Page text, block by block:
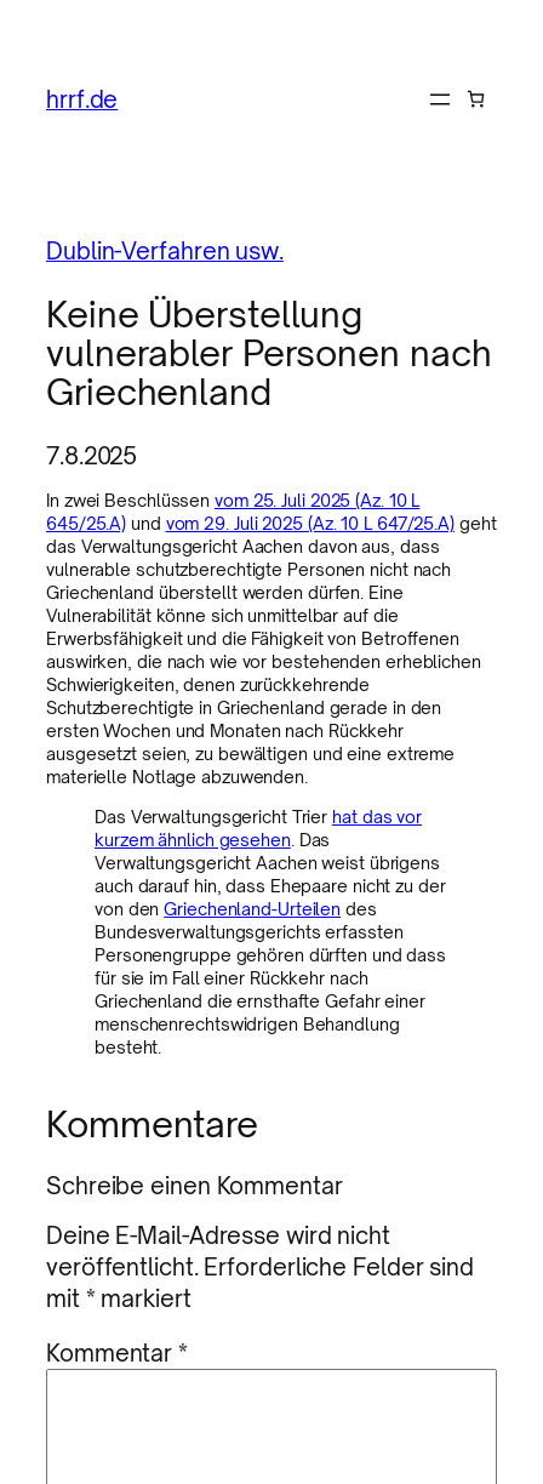
hrrf.de
Dublin-Verfahren usw.
Keine Überstellung
vulnerabler Personen nach
Griechenland
7.8.2025
In zwei Beschlüssenvom 25. Juli 2025 (Az. 10 L
645/25.A) und vom 29. Juli 2025 (Az. 10 L 647/25.A)geht
das Verwaltungsgericht Aachen davon aus, dass
vulnerable schutzberechtigte Personen nicht nach
Griechenland überstellt werden dürfen. Eine
Vulnerabilität könne sich unmittelbar auf die
Erwerbsfähigkeit und die Fähigkeit von Betroffenen
auswirken, die nach wie vor bestehenden erheblichen
Schwierigkeiten, denen zurückkehrende
Schutzberechtigte in Griechenland gerade in den
ersten Wochen und Monaten nach Rückkehr
ausgesetzt seien, zu bewältigen und eine extreme
materielle Notlage abzuwenden.
Das Verwaltungsgericht Trier hat das vor
kurzem ähnlich gesehen . Das
Verwaltungsgericht Aachen weist übrigens
auch darauf hin, dass Ehepaare nicht zu der
von denGriechenland-Urteilen des
Bundesverwaltungsgerichts erfassten
Personengruppe gehören dürften und dass
für sie im Fall einer Rückkehr nach
Griechenland die ernsthafte Gefahr einer
menschenrechtswidrigen Behandlung
besteht.
Kommentare
Schreibe einen Kommentar
Deine E-Mail-Adresse wird nicht
veröffentlicht. Erforderliche Felder sind
mit * markiert
Kommentar*